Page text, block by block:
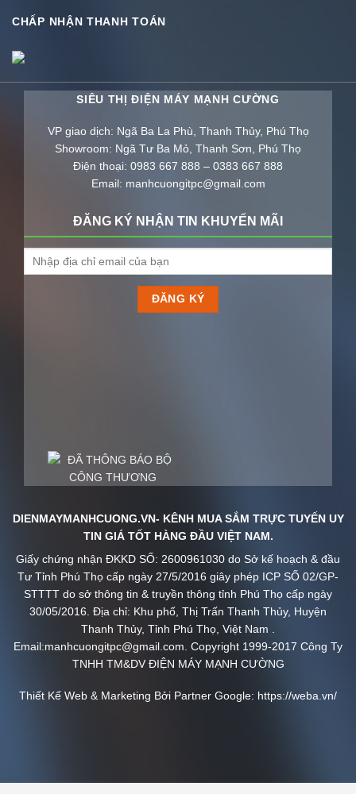
CHẤP NHẬN THANH TOÁN
SIÊU THỊ ĐIỆN MÁY MẠNH CƯỜNG
VP giao dịch: Ngã Ba La Phù, Thanh Thủy, Phú Thọ
Showroom: Ngã Tư Ba Mỏ, Thanh Sơn, Phú Thọ
Điện thoại: 0983 667 888 – 0383 667 888
Email: manhcuongitpc@gmail.com
ĐĂNG KÝ NHẬN TIN KHUYẾN MÃI
DIENMAYMANHCUONG.VN- KÊNH MUA SẮM TRỰC TUYẾN UY
TIN GIÁ TỐT HÀNG ĐẦU VIỆT NAM.
Giấy chứng nhận ĐKKD SỐ: 2600961030 do Sở kế hoạch & đầu
Tư Tỉnh Phú Thọ cấp ngày 27/5/2016 giây phép ICP SỐ 02/GP-
STTTT do sở thông tin & truyền thông tỉnh Phú Thọ cấp ngày
30/05/2016. Địa chỉ: Khu phố, Thị Trấn Thanh Thủy, Huyện
Thanh Thủy, Tỉnh Phú Thọ, Việt Nam .
Email:manhcuongitpc@gmail.com. Copyright 1999-2017 Công Ty
TNHH TM&DV ĐIỆN MÁY MẠNH CƯỜNG
Thiết Kế Web & Marketing Bởi Partner Google: https://weba.vn/